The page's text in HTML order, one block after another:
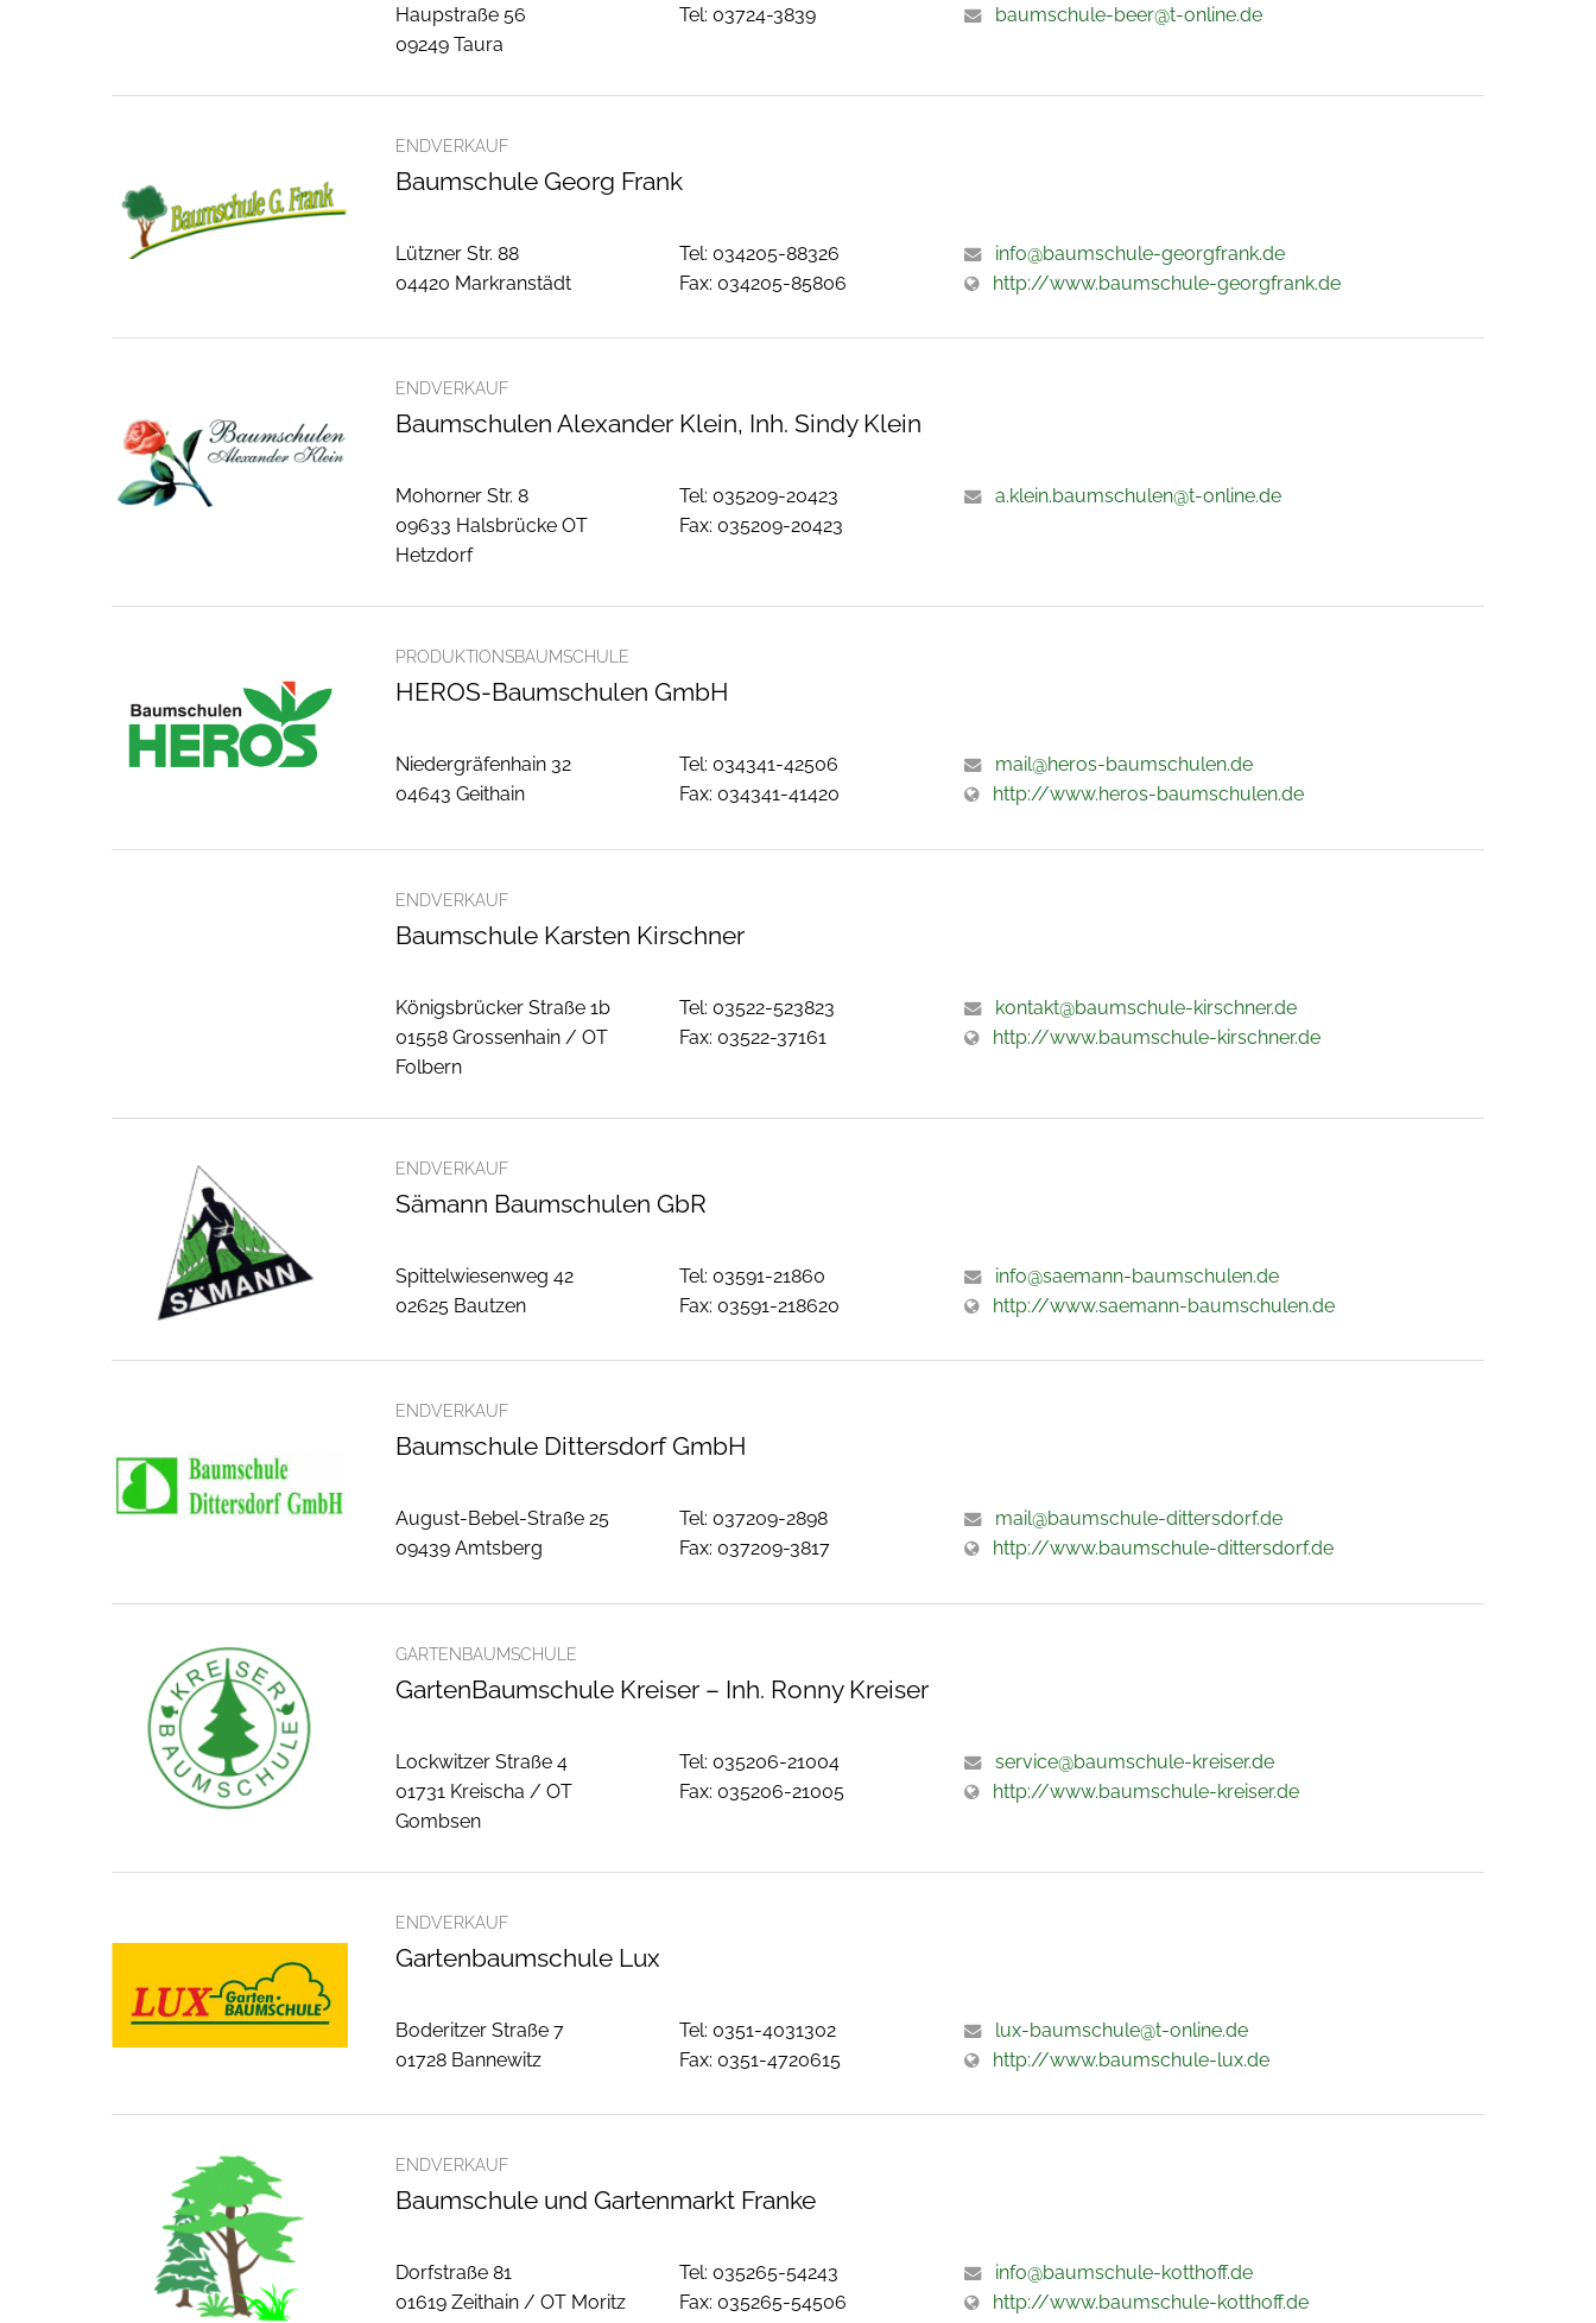
Haupstraße 56
09249 Taura
Tel: 03724-3839 baumschule-beer@t-online.de
ENDVERKAUF
Baumschule Georg Frank
Lützner Str. 88
04420 Markranstädt
Tel: 034205-88326
Fax: 034205-85806
info@baumschule-georgfrank.de
http://www.baumschule-georgfrank.de
ENDVERKAUF
Baumschulen Alexander Klein, Inh. Sindy Klein
Mohorner Str. 8
09633 Halsbrücke OT
Hetzdorf
Tel: 035209-20423
Fax: 035209-20423
a.klein.baumschulen@t-online.de
PRODUKTIONSBAUMSCHULE
HEROS-Baumschulen GmbH
Niedergräfenhain 32
04643 Geithain
Tel: 034341-42506
Fax: 034341-41420
mail@heros-baumschulen.de
http://www.heros-baumschulen.de
ENDVERKAUF
Baumschule Karsten Kirschner
Königsbrücker Straße 1b
01558 Grossenhain / OT
Folbern
Tel: 03522-523823
Fax: 03522-37161
kontakt@baumschule-kirschner.de
http://www.baumschule-kirschner.de
ENDVERKAUF
Sämann Baumschulen GbR
Spittelwiesenweg 42
02625 Bautzen
Tel: 03591-21860
Fax: 03591-218620
info@saemann-baumschulen.de
http://www.saemann-baumschulen.de
ENDVERKAUF
Baumschule Dittersdorf GmbH
August-Bebel-Straße 25
09439 Amtsberg
Tel: 037209-2898
Fax: 037209-3817
mail@baumschule-dittersdorf.de
http://www.baumschule-dittersdorf.de
GARTENBAUMSCHULE
GartenBaumschule Kreiser – Inh. Ronny Kreiser
Lockwitzer Straße 4
01731 Kreischa / OT
Gombsen
Tel: 035206-21004
Fax: 035206-21005
service@baumschule-kreiser.de
http://www.baumschule-kreiser.de
ENDVERKAUF
Gartenbaumschule Lux
Boderitzer Straße 7
01728 Bannewitz
Tel: 0351-4031302
Fax: 0351-4720615
lux-baumschule@t-online.de
http://www.baumschule-lux.de
ENDVERKAUF
Baumschule und Gartenmarkt Franke
Dorfstraße 81
01619 Zeithain / OT Moritz
Tel: 035265-54243
Fax: 035265-54506
info@baumschule-kotthoff.de
http://www.baumschule-kotthoff.de